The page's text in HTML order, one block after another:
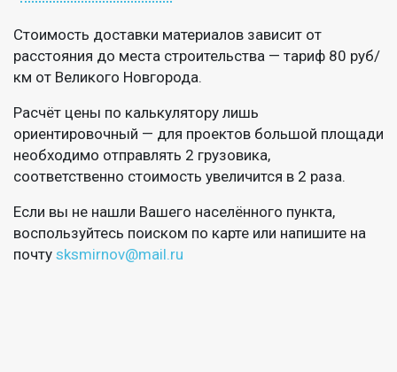
Стоимость доставки материалов зависит от
расстояния до места строительства — тариф 80 руб/
км от Великого Новгорода.
Расчёт цены по калькулятору лишь
ориентировочный — для проектов большой площади
необходимо отправлять 2 грузовика,
соответственно стоимость увеличится в 2 раза.
Если вы не нашли Вашего населённого пункта,
воспользуйтесь поиском по карте или напишите на
почту sksmirnov@mail.ru